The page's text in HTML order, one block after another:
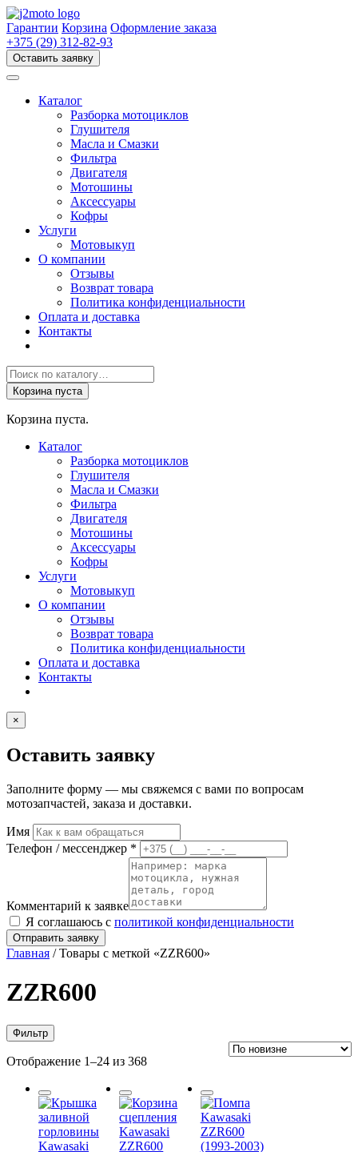
Перейти
к
содержимому
Гарантии Корзина Оформление заказа
+375 (29) 312-82-93
Оставить заявку
Каталог
Разборка мотоциклов
Глушителя
Масла и Смазки
Фильтра
Двигателя
Мотошины
Аксессуары
Кофры
Услуги
Мотовыкуп
О компании
Отзывы
Возврат товара
Политика конфиденциальности
Оплата и доставка
Контакты
Поиск
товаров
Корзина пуста
Корзина пуста.
Каталог
Разборка мотоциклов
Глушителя
Масла и Смазки
Фильтра
Двигателя
Мотошины
Аксессуары
Кофры
Услуги
Мотовыкуп
О компании
Отзывы
Возврат товара
Политика конфиденциальности
Оплата и доставка
Контакты
×
Оставить заявку
Заполните форму — мы свяжемся с вами по вопросам
мотозапчастей, заказа и доставки.
Имя
Телефон / мессенджер *
Комментарий к заявке
Я соглашаюсь с политикой конфиденциальности
Отправить заявку
Главная / Товары с меткой «ZZR600»
ZZR600
Фильтр
Отображение 1–24 из 368Сортировка:
недавние